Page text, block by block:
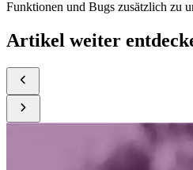
Funktionen und Bugs zusätzlich zu
Artikel weiter